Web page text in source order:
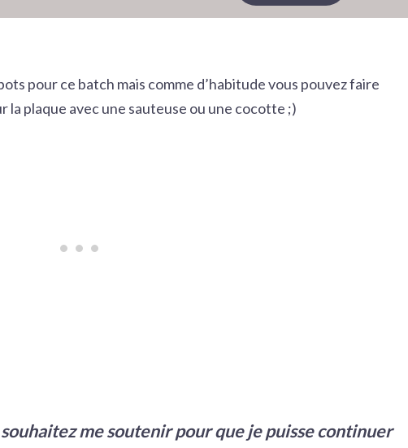
pour ce batch mais comme d’habitude vous pouvez faire
la plaque avec une sauteuse ou une cocotte ;)
me soutenir pour que je puisse continuer